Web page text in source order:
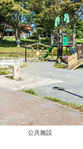
公共施設